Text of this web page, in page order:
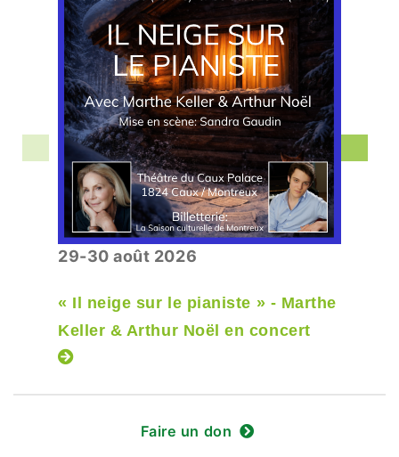
29-30 août 2026
« Il neige sur le pianiste » - Marthe
Keller & Arthur Noël en concert
Faire un don